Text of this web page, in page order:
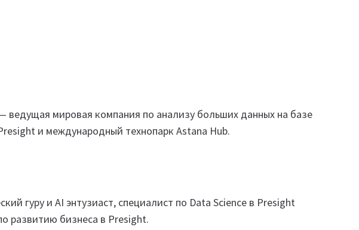
ведущая мировая компания по анализу больших данных на базе
и международный технопарк Astana Hub.
гуру и AI энтузиаст, специалист по Data Science в Presight
развитию бизнеса в Presight.